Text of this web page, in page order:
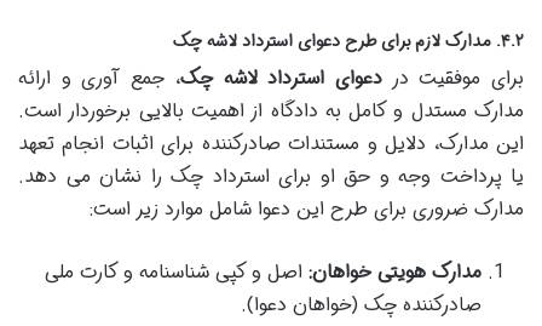
۴.۲. مدارک لازم برای طرح دعوای استرداد لاشه چک
برای موفقیت دردعوای استرداد لاشه چک، جمع آوری و ارائه
مدارک مستدل و کامل به دادگاه از اهمیت بالایی برخوردار است.
این مدارک، دلایل و مستندات صادرکننده برای اثبات انجام تعهد
یا پرداخت وجه و حق او برای استرداد چک را نشان می دهد.
مدارک ضروری برای طرح این دعوا شامل موارد زیر است:
مدارک هویتی خواهان: اصل و کپی شناسنامه و کارت ملی
صادرکننده چک (خواهان دعوا).